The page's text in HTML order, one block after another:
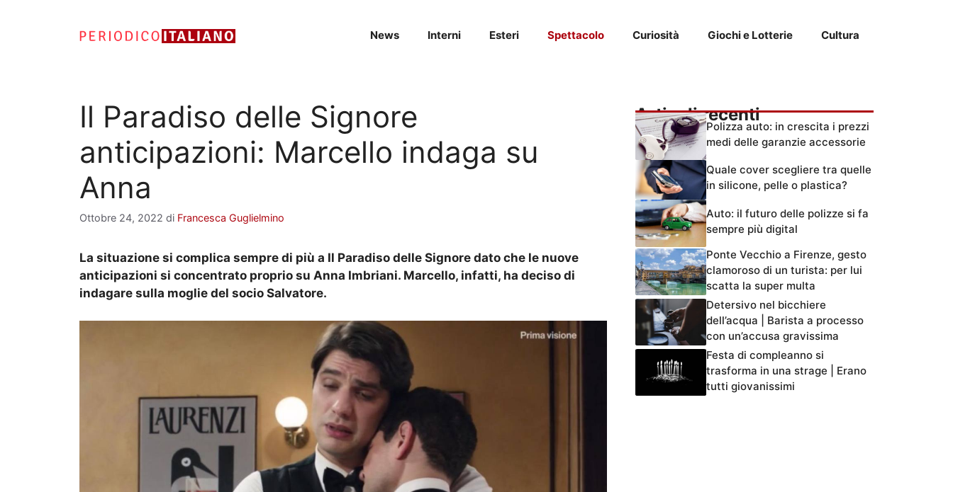
News Interni Esteri Spettacolo Curiosità Giochi e Lotterie Cultura
Il Paradiso delle Signore
anticipazioni: Marcello indaga su
Anna
Ottobre 24, 2022 di Francesca Guglielmino
La situazione si complica sempre di più a Il Paradiso delle Signore dato che le nuove
anticipazioni si concentrato proprio su Anna Imbriani. Marcello, infatti, ha deciso di
indagare sulla moglie del socio Salvatore.
Articoli recenti
Polizza auto: in crescita i prezzi
medi delle garanzie accessorie
Quale cover scegliere tra quelle
in silicone, pelle o plastica?
Auto: il futuro delle polizze si fa
sempre più digital
Ponte Vecchio a Firenze, gesto
clamoroso di un turista: per lui
scatta la super multa
Detersivo nel bicchiere
dell’acqua | Barista a processo
con un’accusa gravissima
Festa di compleanno si
trasforma in una strage | Erano
tutti giovanissimi